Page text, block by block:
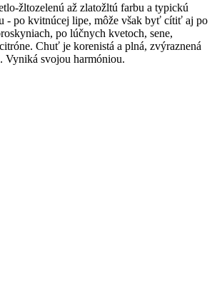
žltozelenú až zlatožltú farbu a typickú
- po kvitnúcej lipe, môže však byť cítiť aj po
po lúčnych kvetoch, sene,
Chuť je korenistá a plná, zvýraznená
Vyniká svojou harmóniou.